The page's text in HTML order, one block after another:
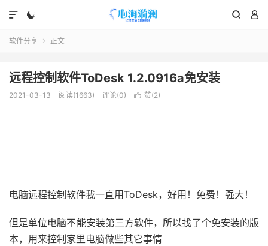
  

软件分享  正文
远程控制软件ToDesk 1.2.0916a免安装
2021-03-13 阅读(1663) 评论(0)  赞(2)
电脑远程控制软件我一直用ToDesk，好用！免费！强大！
但是单位电脑不能安装第三方软件，所以找了个免安装的版
本，用来控制家里电脑做些其它事情